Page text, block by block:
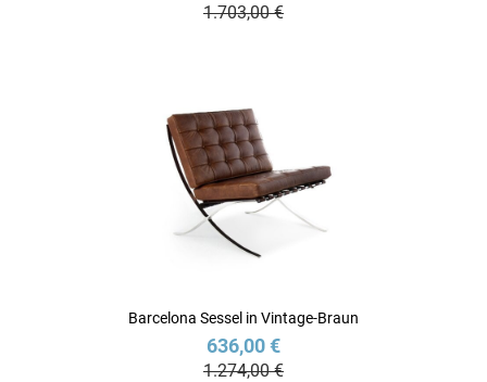
1.703,00 €
Barcelona Sessel in Vintage-Braun
636,00 €
1.274,00 €